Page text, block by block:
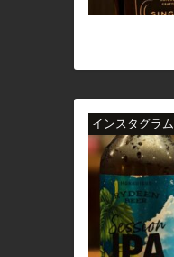
インスタグラム